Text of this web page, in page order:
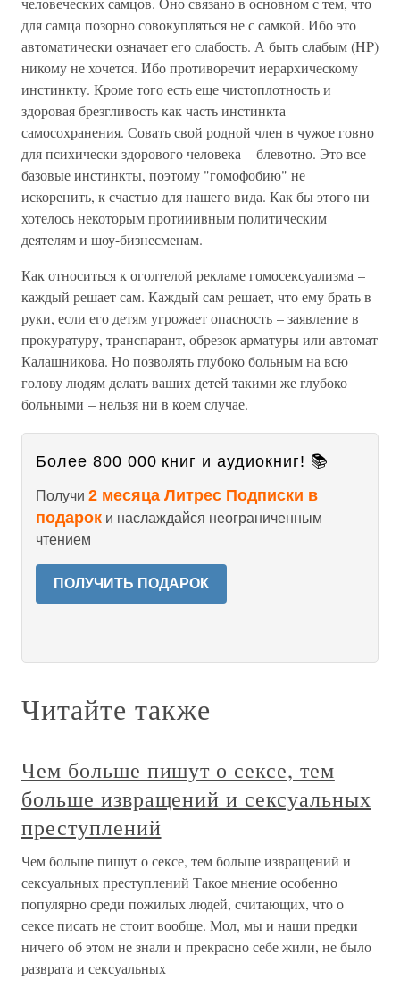
для самца позорно совокупляться не с самкой. Ибо это
автоматически означает его слабость. А быть слабым (HP)
никому не хочется. Ибо противоречит иерархическому
инстинкту. Кроме того есть еще чистоплотность и
здоровая брезгливость как часть инстинкта
самосохранения. Совать свой родной член в чужое говно
для психически здорового человека – блевотно. Это все
базовые инстинкты, поэтому "гомофобию" не
искоренить, к счастью для нашего вида. Как бы этого ни
хотелось некоторым протииивным политическим
деятелям и шоу-бизнесменам.
Как относиться к оголтелой рекламе гомосексуализма –
каждый решает сам. Каждый сам решает, что ему брать в
руки, если его детям угрожает опасность – заявление в
прокуратуру, транспарант, обрезок арматуры или автомат
Калашникова. Но позволять глубоко больным на всю
голову людям делать ваших детей такими же глубоко
больными – нельзя ни в коем случае.
Более 800 000 книг и аудиокниг! 📚
Получи 2 месяца Литрес Подписки в
подарок и наслаждайся неограниченным
чтением
ПОЛУЧИТЬ ПОДАРОК
Читайте также
Чем больше пишут о сексе, тем
больше извращений и сексуальных
преступлений
Чем больше пишут о сексе, тем больше извращений и
сексуальных преступлений Такое мнение особенно
популярно среди пожилых людей, считающих, что о
сексе писать не стоит вообще. Мол, мы и наши предки
ничего об этом не знали и прекрасно себе жили, не было
разврата и сексуальных